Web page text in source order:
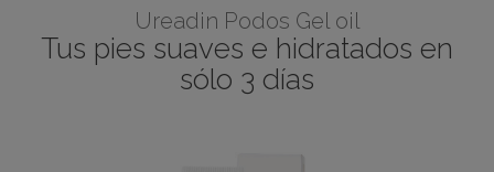
Ureadin Podos Gel oil
Tus pies suaves e hidratados en
sólo 3 días